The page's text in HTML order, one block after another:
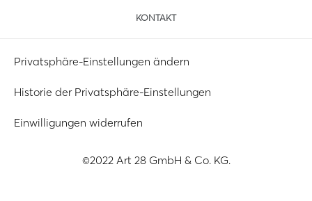
KONTAKT
Privatsphäre-Einstellungen ändern
Historie der Privatsphäre-Einstellungen
Einwilligungen widerrufen
©2022 Art 28 GmbH & Co. KG.